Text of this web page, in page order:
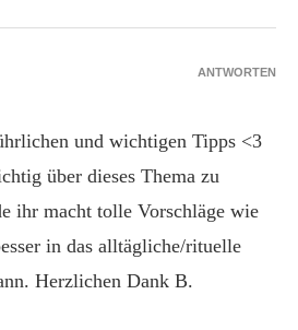
und wichtigen Tipps <3
über dieses Thema zu
ihr macht tolle Vorschläge wie
in das alltägliche/rituelle
Herzlichen Dank B.
ANTWORTEN